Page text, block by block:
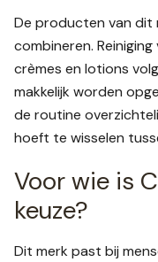
De producten van dit
combineren.
crèmes en lotions
makkelijk worden
de routine
hoeft te wisselen
Voor wie is
keuze?
Dit merk past bij